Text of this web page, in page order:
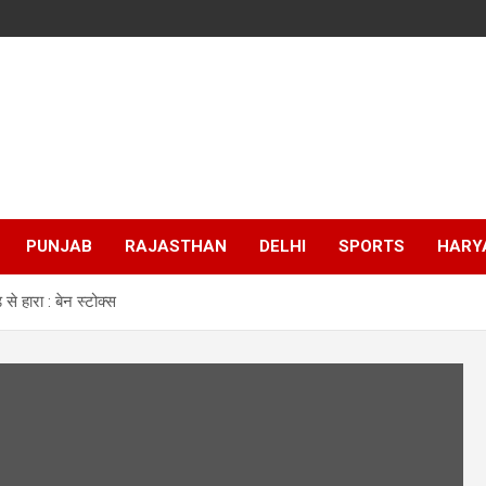
PUNJAB RAJASTHAN DELHI SPORTS
हारा : बेन स्टोक्स